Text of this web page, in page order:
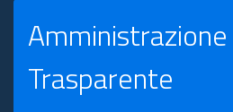
Amministrazione
Trasparente